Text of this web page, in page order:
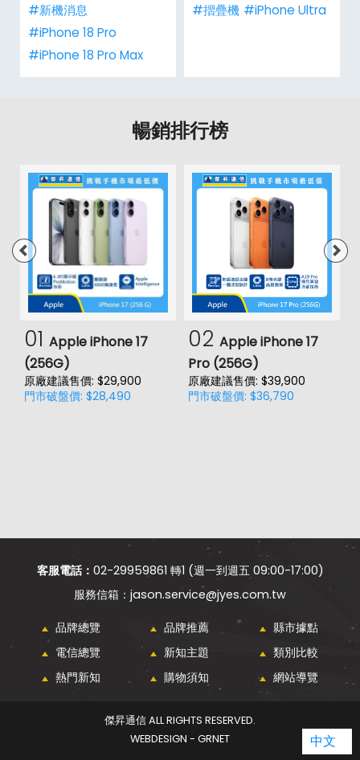
#新機消息
#iPhone 18 Pro
#iPhone 18 Pro Max
#摺疊機 #iPhone Ultra
暢銷排行榜
01 Apple iPhone 17
(256G)
原廠建議售價: $29,900
門市破盤價: $28,490
02 Apple iPhone 17
Pro (256G)
原廠建議售價: $39,900
門市破盤價: $36,790
客服電話： 02-29959861 轉1 (週一到週五 09:00-17:00)
jason.service@jyes.com.tw
品牌總覽 品牌推薦
縣市據點
電信總覽
新知主題
類別比較
熱門新知
購物須知 網站導覽
傑昇通信 ALL RIGHTS RESERVED.
WEBDESIGN - GRNET
中文